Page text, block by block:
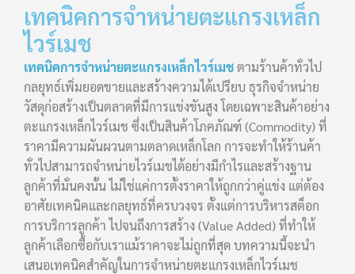
เทคนิคการจำหน่ายตะแกรงเหล็ก
ไวร์เมช
เทคนิคการจำหน่ายตะแกรงเหล็กไวร์เมชตามร้านค้าทั่วไป
กลยุทธ์เพิ่มยอดขายและสร้างความได้เปรียบ ธุรกิจจำหน่าย
วัสดุก่อสร้างเป็นตลาดที่มีการแข่งขันสูง โดยเฉพาะสินค้าอย่าง
ตะแกรงเหล็กไวร์เมช ซึ่งเป็นสินค้าโภคภัณฑ์ (Commodity) ที่
ราคามีความผันผวนตามตลาดเหล็กโลก การจะทำให้ร้านค้า
ทั่วไปสามารถจำหน่ายไวร์เมชได้อย่างมีกำไรและสร้างฐาน
ลูกค้าที่มั่นคงนั้น ไม่ใช่แค่การตั้งราคาให้ถูกกว่าคู่แข่ง แต่ต้อง
อาศัยเทคนิคและกลยุทธ์ที่ครบวงจร ตั้งแต่การบริหารสต็อก
การบริการลูกค้า ไปจนถึงการสร้าง (Value Added) ที่ทำให้
ลูกค้าเลือกซื้อกับเราแม้ราคาจะไม่ถูกที่สุด บทความนี้จะนำ
เสนอเทคนิคสำคัญในการจำหน่ายตะแกรงเหล็กไวร์เมช